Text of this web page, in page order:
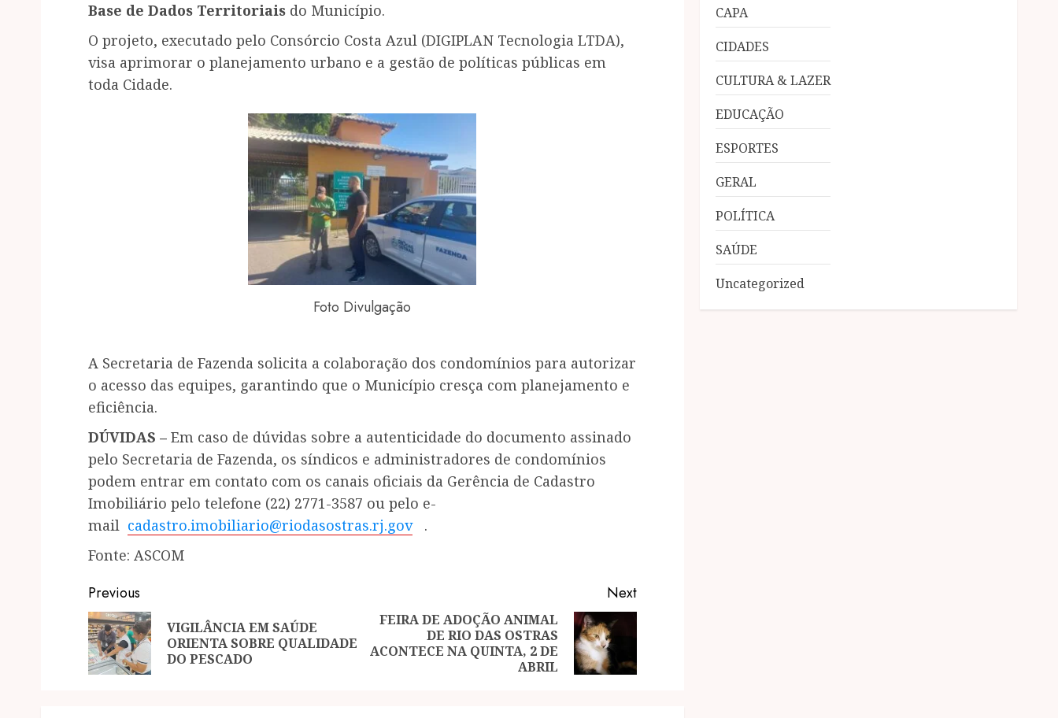
Base de Dados Territoriais do Município.
O projeto, executado pelo Consórcio Costa Azul (DIGIPLAN Tecnologia LTDA),
visa aprimorar o planejamento urbano e a gestão de políticas públicas em
toda Cidade.
Foto Divulgação
A Secretaria de Fazenda solicita a colaboração dos condomínios para autorizar
o acesso das equipes, garantindo que o Município cresça com planejamento e
eficiência.
DÚVIDAS – Em caso de dúvidas sobre a autenticidade do documento assinado
pelo Secretaria de Fazenda, os síndicos e administradores de condomínios
podem entrar em contato com os canais oficiais da Gerência de Cadastro
Imobiliário pelo telefone (22) 2771-3587 ou pelo e-
mail cadastro.imobiliario@riodasostras.rj.gov.
Fonte: ASCOM
Post
navigation
Previous
post:
VIGILÂNCIA EM SAÚDE
ORIENTA SOBRE QUALIDADE
DO PESCADO
Next
post:
FEIRA DE ADOÇÃO ANIMAL
DE RIO DAS OSTRAS
ACONTECE NA QUINTA, 2 DE
ABRIL
CAPA
CIDADES
CULTURA & LAZER
EDUCAÇÃO
ESPORTES
GERAL
POLÍTICA
SAÚDE
Uncategorized